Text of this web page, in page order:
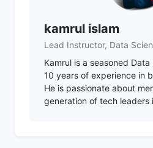
kamrul islam
Lead Instructor, Data
Kamrul is a seasoned
10 years of experience in
He is passionate about
generation of tech leaders